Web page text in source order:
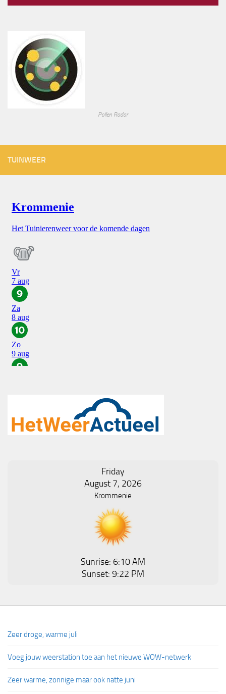
Pollen Radar
TUINWEER
Friday
August 7, 2026
Krommenie
Sunrise: 6:10 AM
Sunset: 9:22 PM
Zeer droge, warme juli
Voeg jouw weerstation toe aan het nieuwe WOW-netwerk
Zeer warme, zonnige maar ook natte juni